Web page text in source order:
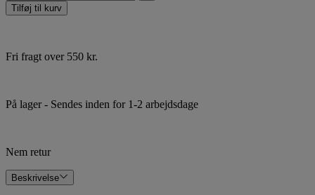
Tilføj til kurv
Fri fragt over 550 kr.
På lager - Sendes inden for 1-2 arbejdsdage
Nem retur
Beskrivelse